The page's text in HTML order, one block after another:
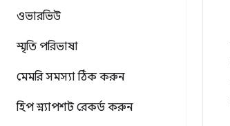
ওভারভিউ
স্মৃতি পরিভাষা
মেমরি সমস্যা ঠিক করুন
হিপ স্ন্যাপশট রেকর্ড করুন